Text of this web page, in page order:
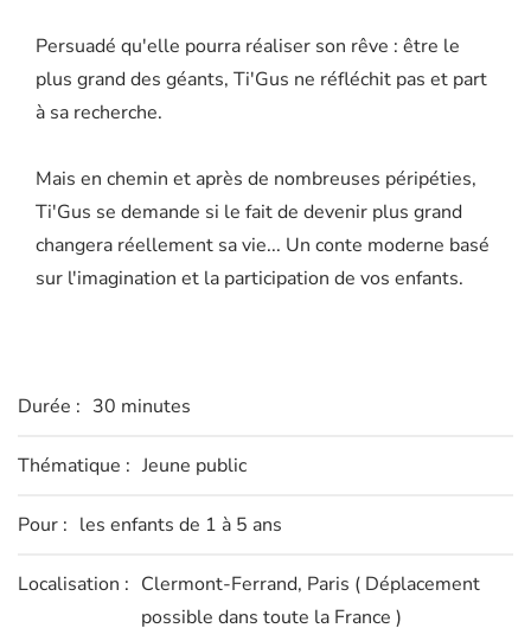
Persuadé qu'elle pourra réaliser son rêve : être le
plus grand des géants, Ti'Gus ne réfléchit pas et part
à sa recherche.
Mais en chemin et après de nombreuses péripéties,
Ti'Gus se demande si le fait de devenir plus grand
changera réellement sa vie... Un conte moderne basé
sur l'imagination et la participation de vos enfants.
Durée : 30 minutes
Thématique : Jeune public
Pour : les enfants de 1 à 5 ans
Localisation : Clermont-Ferrand, Paris ( Déplacement
possible dans toute la France )